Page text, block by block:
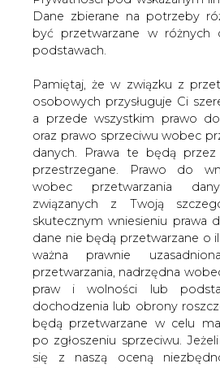
ważna prawnie
przetwarzania, nadrzędna
praw i wolności lub
dochodzenia lub obrony
będą przetwarzane w celu
po zgłoszeniu sprzeciwu.
się z naszą oceną
Twoich danych lub masz inne
zakresie, koniecznie zgłoś
swoje zastrzeżenia na adres
Danych Osobowych pod
Wycofanie zgody nie
prawem przetwarzania
wycofaniem.
W dowolnym czasie
przechowywania i dostępu
ustawieniach przeglądarki
Jeśli zgadzasz się na
plików cookies wystarczy
TREŚĆ KOMENTARZA
PODPIS
Przesłanie komentarza oznacza akceptację
cire.pl